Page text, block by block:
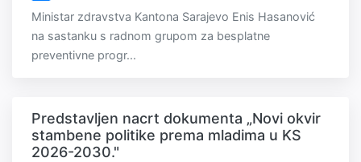
Ministar zdravstva Kantona Sarajevo Enis Hasanović
na sastanku s radnom grupom za besplatne
preventivne progr...
Predstavljen nacrt dokumenta „Novi okvir
stambene politike prema mladima u KS
2026-2030."